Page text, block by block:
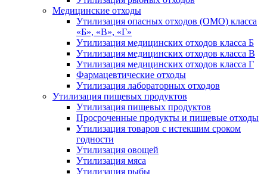
Медицинские отходы
Утилизация опасных отходов (ОМО) класса
«Б», «В», «Г»
Утилизация медицинских отходов класса Б
Утилизация медицинских отходов класса В
Утилизация медицинских отходов класса Г
Фармацевтические отходы
Утилизация лабораторных отходов
Утилизация пищевых продуктов
Утилизация пищевых продуктов
Просроченные продукты и пищевые отходы
Утилизация товаров с истекшим сроком
годности
Утилизация овощей
Утилизация мяса
Утилизация рыбы